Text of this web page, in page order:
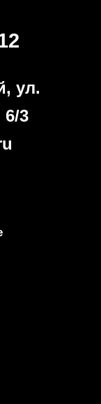
ул.
6/3